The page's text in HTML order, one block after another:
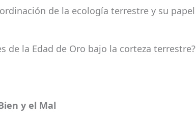
de la ecología terrestre y su papel
de la Edad de Oro bajo la corteza terrestre?
y el Mal